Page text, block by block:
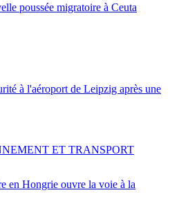
poussée migratoire à Ceuta
à l'aéroport de Leipzig après une
en Hongrie ouvre la voie à la
ET TRANSPORT